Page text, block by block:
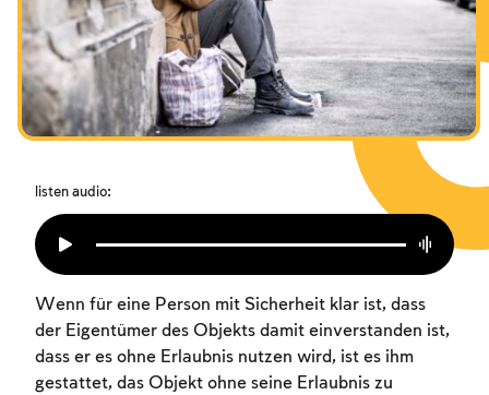
Das Fasten der Zerstörung
Amtseinführung
Purim
listen audio:
Wenn für eine Person mit Sicherheit klar ist, dass
der Eigentümer des Objekts damit einverstanden ist,
dass er es ohne Erlaubnis nutzen wird, ist es ihm
gestattet, das Objekt ohne seine Erlaubnis zu